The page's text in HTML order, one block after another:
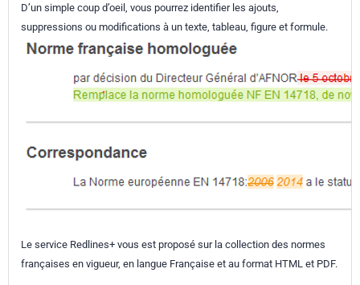
D’un simple coup d’oeil, vous pourrez identifier les ajouts,
suppressions ou modifications à un texte, tableau, figure et formule.
Le service Redlines+ vous est proposé sur la collection des normes
françaises en vigueur, en langue Française et au format HTML et PDF.